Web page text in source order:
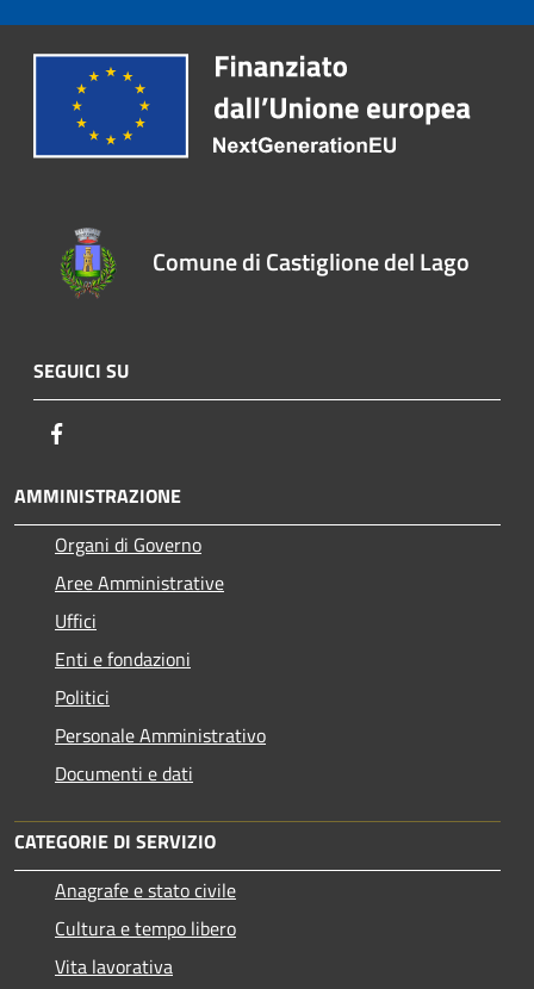
Comune di Castiglione del Lago
SEGUICI SU
AMMINISTRAZIONE
Organi di Governo
Aree Amministrative
Uffici
Enti e fondazioni
Politici
Personale Amministrativo
Documenti e dati
CATEGORIE DI SERVIZIO
Anagrafe e stato civile
Cultura e tempo libero
Vita lavorativa